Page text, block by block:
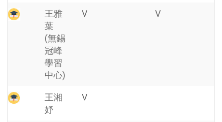
王雅
葉
(無錫
冠峰
學習
中心)
V V
王湘
妤
V